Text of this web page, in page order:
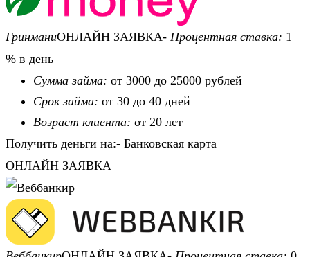
ГринманиОНЛАЙН ЗАЯВКА- Процентная ставка: 1
% в день
Сумма займа: от 3000 до 25000 рублей
Срок займа: от 30 до 40 дней
Возраст клиента: от 20 лет
Получить деньги на:- Банковская карта
ОНЛАЙН ЗАЯВКА